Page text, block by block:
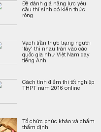
Đề đánh giá năng lực yêu
cầu thí sinh có kiến thức
rộng
Vạch trần thực trạng người
'tây' thi nhau tràn vào các
quốc gia như Việt Nam dạy
tiếng Anh
Cách tính điểm thi tốt nghiệp
THPT năm 2016 online
Tổ chức phúc khảo và chấm
thẩm định